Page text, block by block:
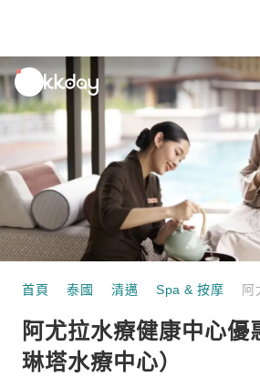
unread
notifications
首頁 泰國 清邁 Spa & 按摩
阿尤拉水療健康中心優
琳塔水療中心）